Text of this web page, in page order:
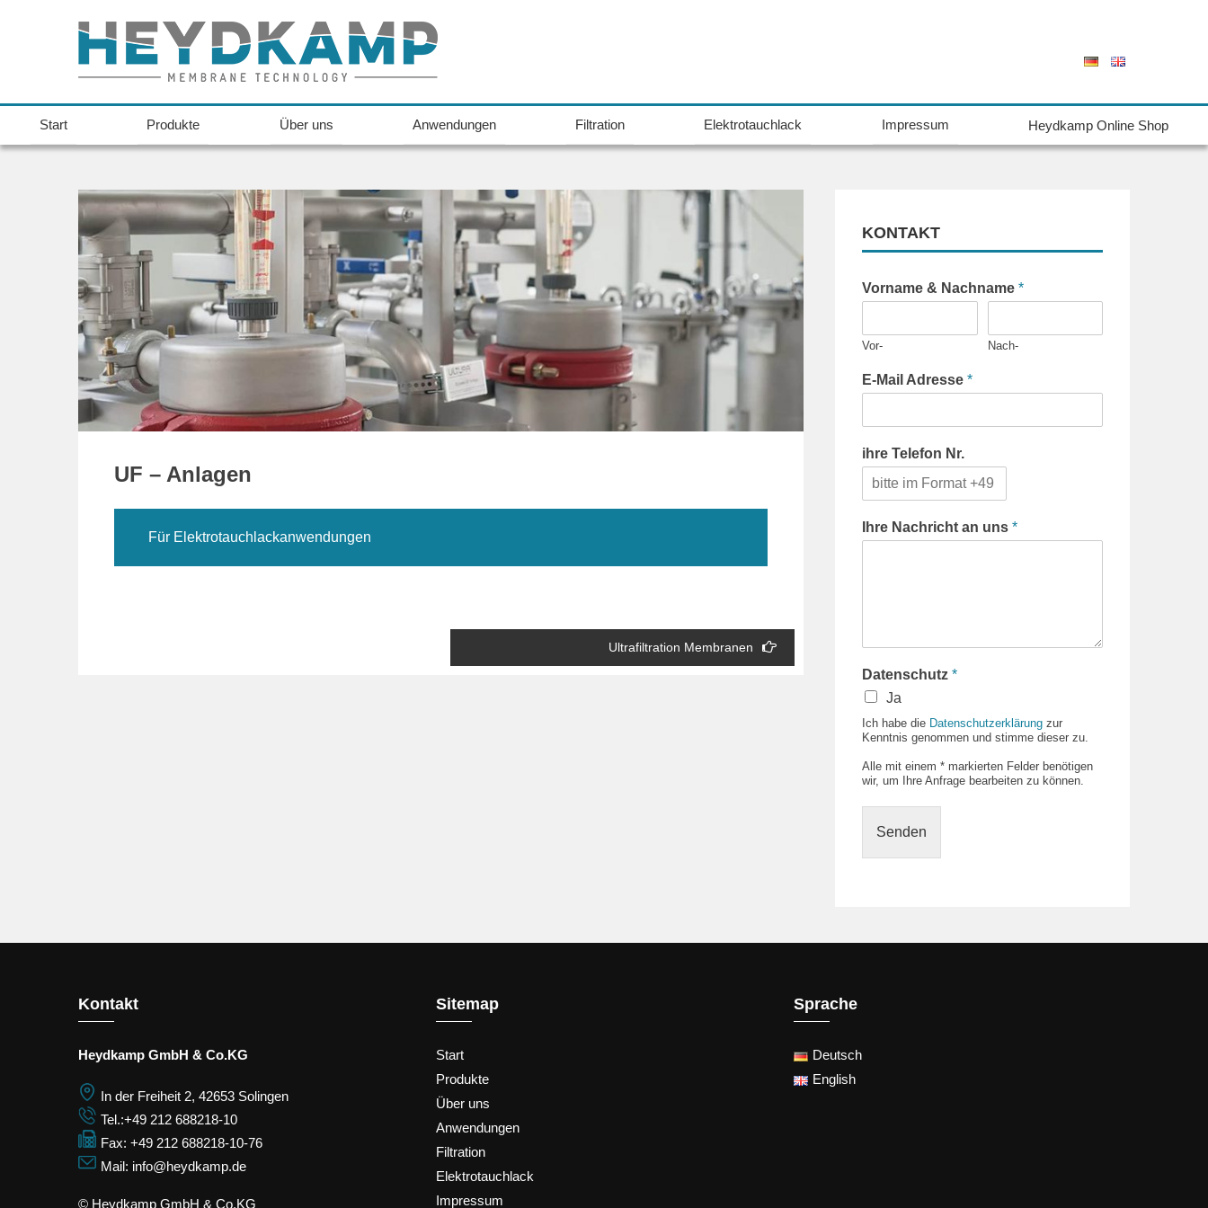
Start Produkte Über uns Anwendungen Filtration Elektrotauchlack Impressum Heydkamp Online Shop
UF – Anlagen
Für Elektrotauchlackanwendungen
Ultrafiltration Membranen
KONTAKT
Vorname & Nachname*
Vor- Nach-
E-Mail Adresse*
ihre Telefon Nr.
Ihre Nachricht an uns*
Datenschutz*
Ja
Ich habe die Datenschutzerklärung zur
Kenntnis genommen und stimme dieser zu.
Alle mit einem * markierten Felder benötigen
wir, um Ihre Anfrage bearbeiten zu können.
Senden
Kontakt
Heydkamp GmbH & Co.KG
In der Freiheit 2, 42653 Solingen
Tel.:+49 212 688218-10
Fax: +49 212 688218-10-76
Mail: info@heydkamp.de
© Heydkamp GmbH & Co.KG
Sitemap
Start
Produkte
Über uns
Anwendungen
Filtration
Elektrotauchlack
Impressum
Sprache
Deutsch
English